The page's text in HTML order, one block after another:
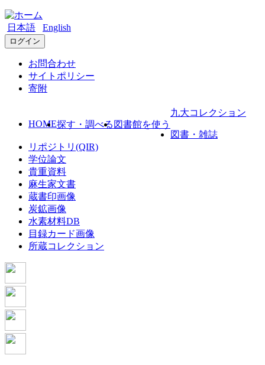
日本語 English
ログイン
お問合わせ
サイトポリシー
寄附
HOME探す・調べる 図書館を使う
九大コレクション
図書・雑誌
リポジトリ(QIR)
学位論文
貴重資料
麻生家文書
蔵書印画像
炭鉱画像
水素材料DB
目録カード画像
所蔵コレクション